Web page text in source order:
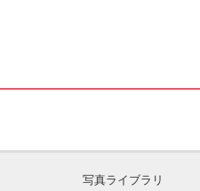
写真ライブラリ